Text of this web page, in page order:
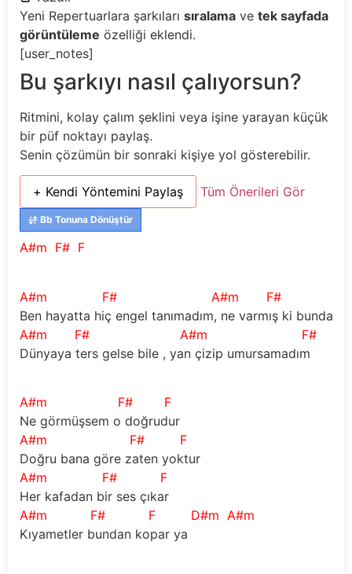
Yeni Repertuarlara şarkıları sıralama ve tek sayfada
görüntüleme özelliği eklendi.
[user_notes]
Bu şarkıyı nasıl çalıyorsun?
Ritmini, kolay çalım şeklini veya işine yarayan küçük
bir püf noktayı paylaş.
Senin çözümün bir sonraki kişiye yol gösterebilir.
+ Kendi Yöntemini Paylaş Tüm Önerileri Gör
Bb Tonuna Dönüştür
A#m F# F
A#m F# A#m
F#
Ben hayatta hiç engel tanımadım, ne varmış ki bunda
A#m
F# A#m
F#
Dünyaya ters gelse bile , yan çizip umursamadım
A#m F#
F
Ne görmüşsem o doğrudur
A#m
F#
F
Doğru bana göre zaten yoktur
A#m
F#
F
Her kafadan bir ses çıkar
A#m
F# F D#m A#m
Kıyametler bundan kopar ya